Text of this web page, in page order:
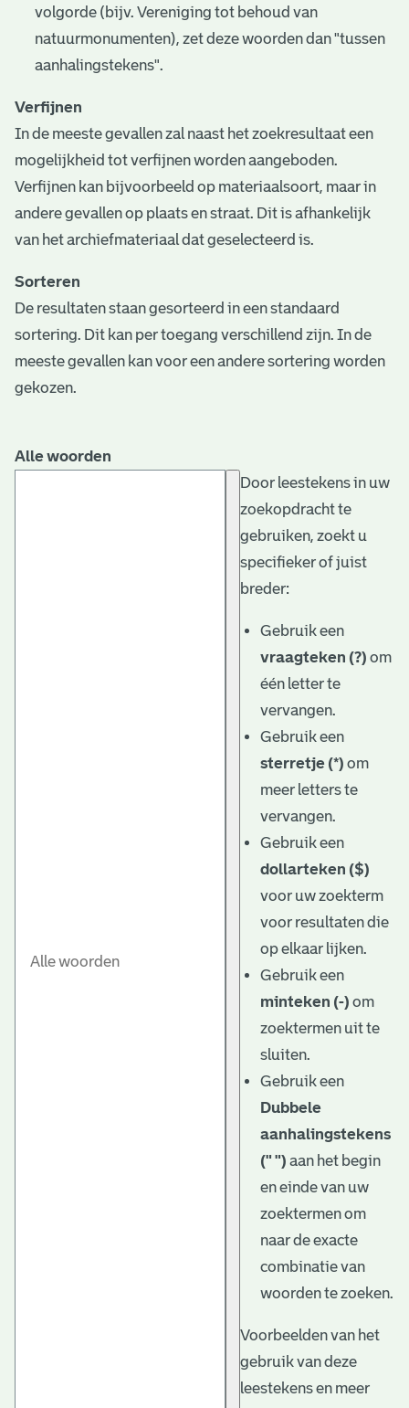
volgorde (bijv. Vereniging tot behoud van
natuurmonumenten), zet deze woorden dan "tussen
aanhalingstekens".
Verfijnen
In de meeste gevallen zal naast het zoekresultaat een
mogelijkheid tot verfijnen worden aangeboden.
Verfijnen kan bijvoorbeeld op materiaalsoort, maar in
andere gevallen op plaats en straat. Dit is afhankelijk
van het archiefmateriaal dat geselecteerd is.
Sorteren
De resultaten staan gesorteerd in een standaard
sortering. Dit kan per toegang verschillend zijn. In de
meeste gevallen kan voor een andere sortering worden
gekozen.
Alle woorden
Door leestekens in uw
zoekopdracht te
gebruiken, zoekt u
specifieker of juist
breder:
Gebruik een
vraagteken (?) om
één letter te
vervangen.
Gebruik een
sterretje (*) om
meer letters te
vervangen.
Gebruik een
dollarteken ($)
voor uw zoekterm
voor resultaten die
op elkaar lijken.
Gebruik een
minteken (-) om
zoektermen uit te
sluiten.
Gebruik een
Dubbele
aanhalingstekens
(" ") aan het begin
en einde van uw
zoektermen om
naar de exacte
combinatie van
woorden te zoeken.
Voorbeelden van het
gebruik van deze
leestekens en meer